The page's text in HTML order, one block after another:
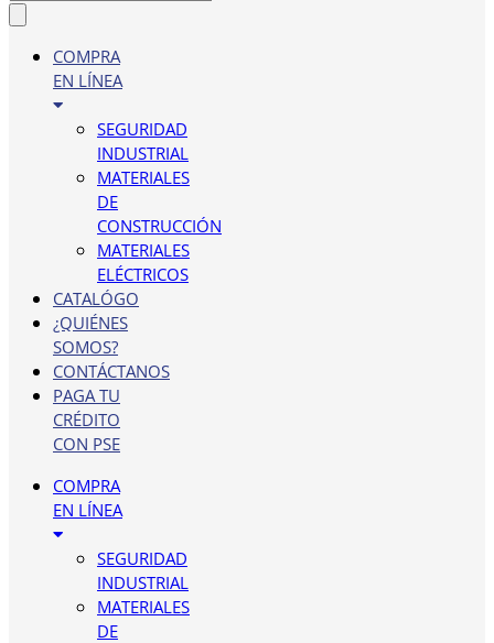
COMPRA
EN LÍNEA
SEGURIDAD
INDUSTRIAL
MATERIALES
DE
CONSTRUCCIÓN
MATERIALES
ELÉCTRICOS
CATALÓGO
¿QUIÉNES
SOMOS?
CONTÁCTANOS
PAGA TU
CRÉDITO
CON PSE
COMPRA
EN LÍNEA
SEGURIDAD
INDUSTRIAL
MATERIALES
DE